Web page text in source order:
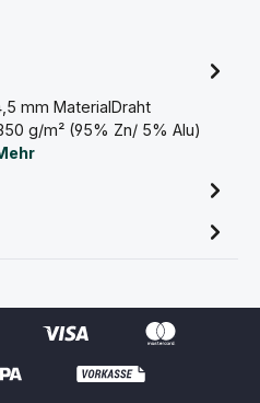
mm MaterialDraht
g/m² (95% Zn/ 5% Alu)